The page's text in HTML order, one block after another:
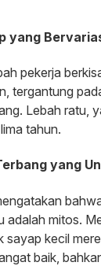
yang
pekerja
tergantung
Lebah ratu,
tahun.
yang
adalah mitos.
sayap kecil
baik,